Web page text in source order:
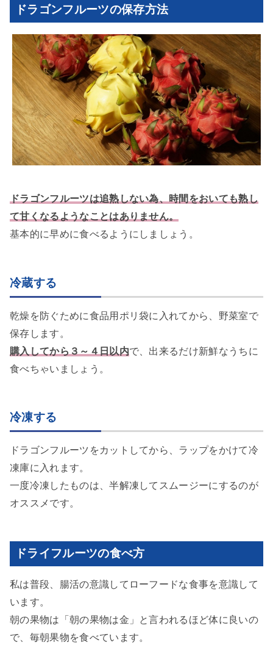
ドラゴンフルーツの保存方法
ドラゴンフルーツは追熟しない為、時間をおいても熟し
て甘くなるようなことはありません。
基本的に早めに食べるようにしましょう。
冷蔵する
乾燥を防ぐために食品用ポリ袋に入れてから、野菜室で
保存します。
購入してから３～４日以内で、出来るだけ新鮮なうちに
食べちゃいましょう。
冷凍する
ドラゴンフルーツをカットしてから、ラップをかけて冷
凍庫に入れます。
一度冷凍したものは、半解凍してスムージーにするのが
オススメです。
ドライフルーツの食べ方
私は普段、腸活の意識してローフードな食事を意識して
います。
朝の果物は「朝の果物は金」と言われるほど体に良いの
で、毎朝果物を食べています。